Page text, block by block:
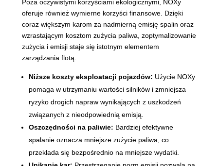
Poza oczywistymi korzyściami ekologicznymi, NOXy
oferuje również wymierne korzyści finansowe. Dzięki
coraz większym karom za nadmierną emisję spalin oraz
wzrastającym kosztom zużycia paliwa, zoptymalizowanie
zużycia i emisji staje się istotnym elementem
zarządzania flotą.
Niższe koszty eksploatacji pojazdów: Użycie NOXy
pomaga w utrzymaniu wartości silników i zmniejsza
ryzyko drogich napraw wynikających z uszkodzeń
związanych z nieodpowiednią emisją.
Oszczędności na paliwie: Bardziej efektywne
spalanie oznacza mniejsze zużycie paliwa, co
przekłada się bezpośrednio na mniejsze wydatki.